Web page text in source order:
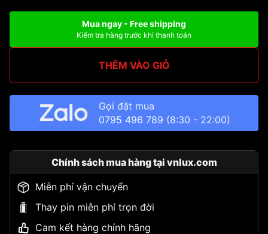
Mua ngay - Free shipping
Kiểm tra hàng trước khi thanh toán
THÊM VÀO GIỎ
Gọi đặt mua
0795 496 789 (8:30 - 22:00)
Chính sách mua hàng tại vnlux.com
Miễn phí vận chuyển
Thay pin miễn phí trọn đời
Cam kết hàng chính hãng